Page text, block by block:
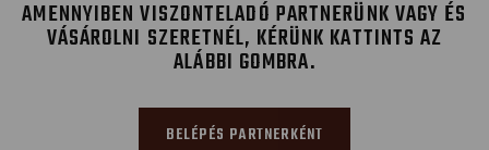
AMENNYIBEN VISZONTELADÓ PARTNERÜNK VAGY ÉS
VÁSÁROLNI SZERETNÉL, KÉRÜNK KATTINTS AZ
ALÁBBI GOMBRA.
BELÉPÉS PARTNERKÉNT